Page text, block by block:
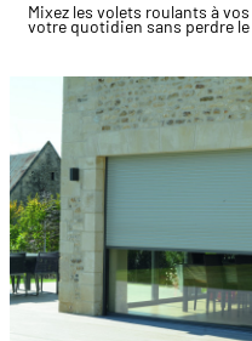
Mixez les volets roulants à
votre quotidien sans perdre